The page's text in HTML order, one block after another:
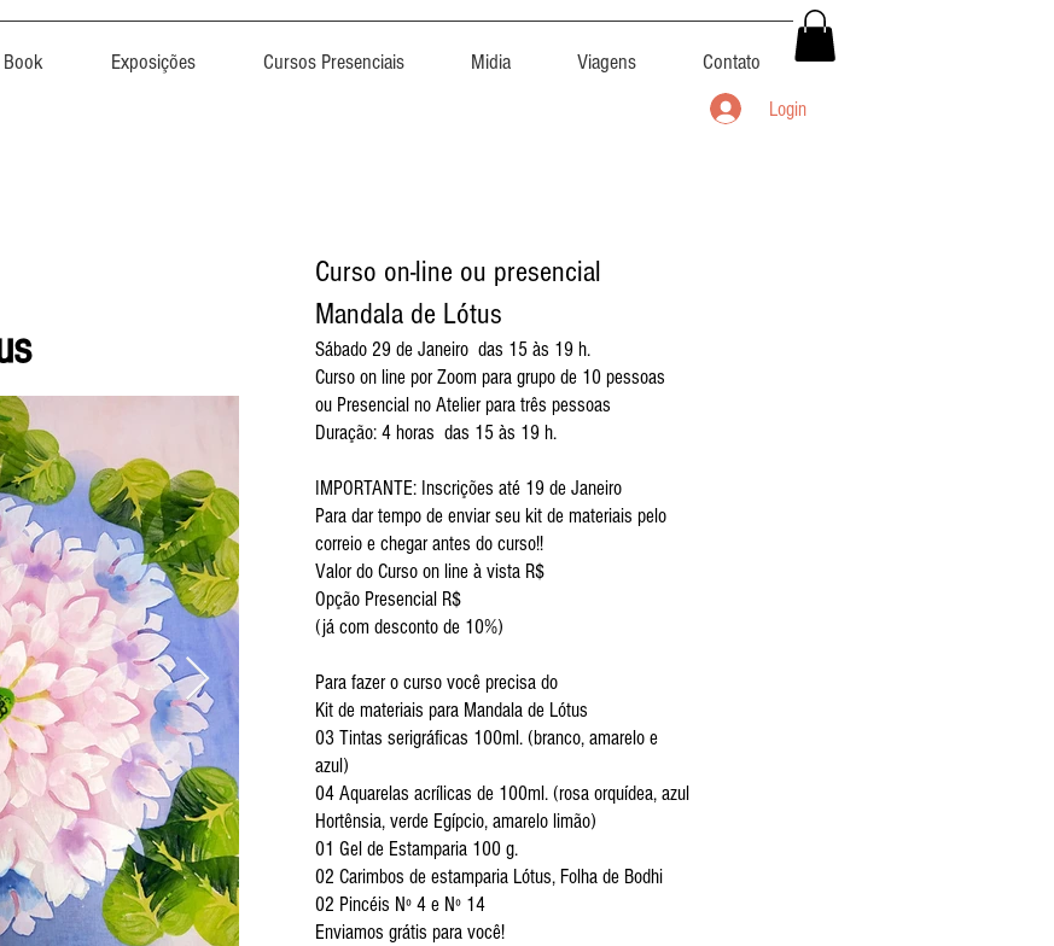
Book Exposições Cursos Presenciais Midia Viagens Contato
Login
Curso on-line ou presencial
Mandala de Lótus
Sábado 29 de Janeiro das 15 às 19 h.
Curso on line por Zoom para grupo de 10 pessoas
ou Presencial no Atelier para três pessoas
Duração: 4 horas das 15 às 19 h.
IMPORTANTE: Inscrições até 19 de Janeiro
Para dar tempo de enviar seu kit de materiais pelo
correio e chegar antes do curso!!
Valor do Curso on line à vista R$
Opção Presencial R$
(já com desconto de 10%)
Para fazer o curso você precisa do
Kit de materiais para Mandala de Lótus
03 Tintas serigráficas 100ml. (branco, amarelo e
azul)
04 Aquarelas acrílicas de 100ml. (rosa orquídea, azul
Hortênsia, verde Egípcio, amarelo limão)
01 Gel de Estamparia 100 g.
02 Carimbos de estamparia Lótus, Folha de Bodhi
02 Pincéis Nº 4 e Nº 14
Enviamos grátis para você!